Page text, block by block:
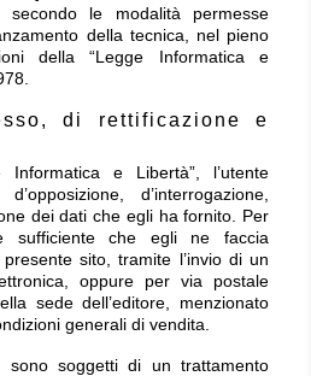
secondo le modalità permesse
della tecnica, nel pieno
della “Legge Informatica e
di rettificazione e
e Libertà”, l’utente
d’interrogazione,
dei dati che egli ha fornito. Per
sufficiente che egli ne faccia
sito, tramite l’invio di un
oppure per via postale
sede dell’editore, menzionato
generali di vendita.
sono soggetti di un trattamento